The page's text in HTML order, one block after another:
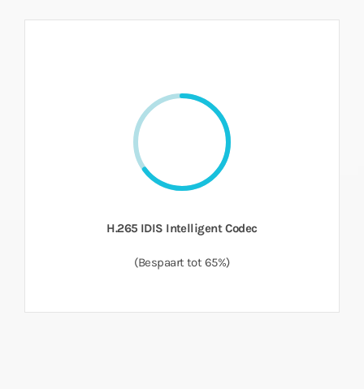
H.265 IDIS Intelligent Codec
(Bespaart tot 65%)